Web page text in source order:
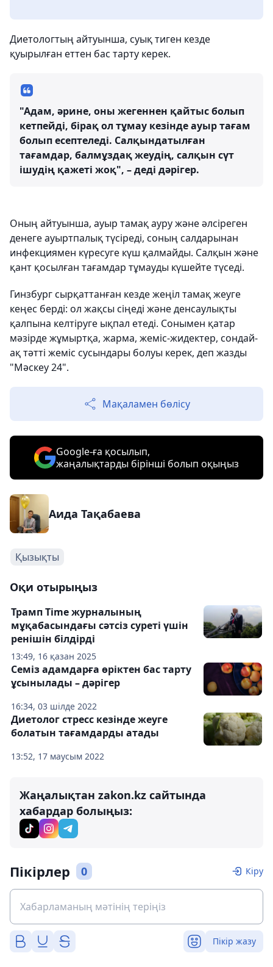
Диетологтың айтуынша, суық тиген кезде
қуырылған еттен бас тарту керек.
"Адам, әрине, оны жегеннен қайтыс болып
кетпейді, бірақ ол тұмау кезінде ауыр тағам
болып есептеледі. Салқындатылған
тағамдар, балмұздақ жеудің, салқын сүт
ішудің қажеті жоқ", – деді дәрігер.
Оның айтуынша, ауыр тамақ ауру және әлсіреген
денеге ауыртпалық түсіреді, соның салдарынан
инфекциямен күресуге күш қалмайды. Салқын және
қант қосылған тағамдар тұмауды күшейте түседі.
Гинзбург сырқаттанған кезде жеңіл тамақ жеуге
кеңес берді: ол жақсы сіңеді және денсаулықты
қалпына келтіруге ықпал етеді. Сонымен қатар
мәзірде жұмыртқа, жарма, жеміс-жидектер, сондай-
ақ тәтті жеміс сусындары болуы керек, деп жазды
"Мәскеу 24".
Мақаламен бөлісу
Google-ға қосылып,
жаңалықтарды бірінші болып оқыңыз
Аида Тақабаева
Қызықты
Оқи отырыңыз
13:49, 16 қазан 2025
Трамп Time журналының
мұқабасындағы сәтсіз суреті үшін
ренішін білдірді
16:34, 03 шілде 2022
Семіз адамдарға өріктен бас тарту
ұсынылады – дәрігер
13:52, 17 маусым 2022
Диетолог стресс кезінде жеуге
болатын тағамдарды атады
Жаңалықтан zakon.kz сайтында
хабардар болыңыз:
Пікірлер 0 Кіру
Пікір жазу